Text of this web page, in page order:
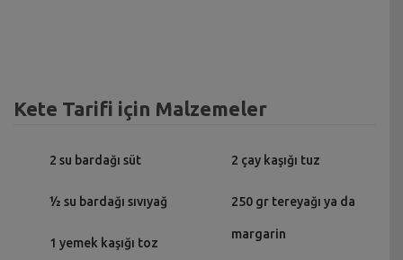
Kete Tarifi için Malzemeler
2 su bardağı süt
½ su bardağı sıvıyağ
1 yemek kaşığı toz
2 çay kaşığı tuz
250 gr tereyağı ya da
margarin